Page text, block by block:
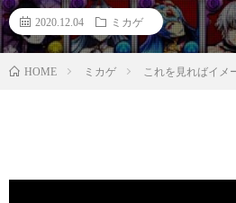
2020.12.04 ミカゲ
HOME ミカゲ これを見ればイメ